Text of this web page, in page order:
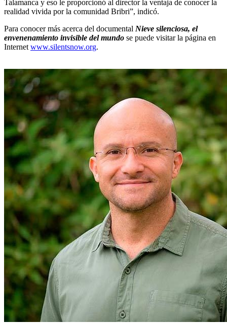
Talamanca y eso le proporcionó al director la ventaja de conocer la
realidad vivida por la comunidad Bribri”, indicó.
Para conocer más acerca del documental Nieve silenciosa, el
envenenamiento invisible del mundo se puede visitar la página en
Internet www.silentsnow.org.